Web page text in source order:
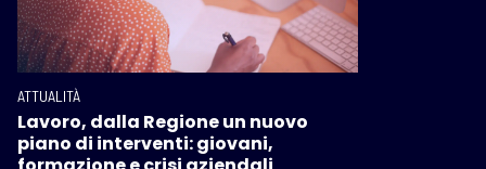
ATTUALITÀ
Lavoro, dalla Regione un nuovo
piano di interventi: giovani,